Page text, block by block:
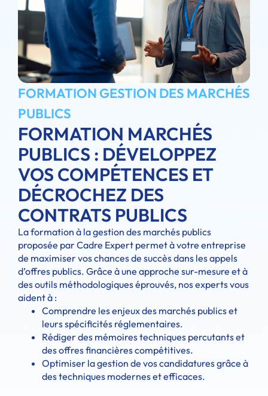
FORMATION GESTION DES MARCHÉS
PUBLICS
FORMATION MARCHÉS
PUBLICS : DÉVELOPPEZ
VOS COMPÉTENCES ET
DÉCROCHEZ DES
CONTRATS PUBLICS
La formation à la gestion des marchés publics
proposée par Cadre Expert permet à votre entreprise
de maximiser vos chances de succès dans les appels
d’offres publics. Grâce à une approche sur-mesure et à
des outils méthodologiques éprouvés, nos experts vous
aident à :
Comprendre les enjeux des marchés publics et
leurs spécificités réglementaires.
Rédiger des mémoires techniques percutants et
des offres financières compétitives.
Optimiser la gestion de vos candidatures grâce à
des techniques modernes et efficaces.